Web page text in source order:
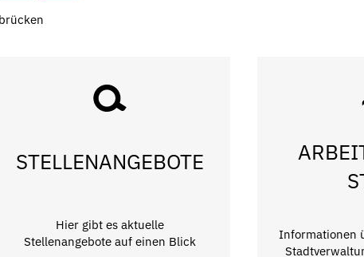
STELLENANGEBOTE
Hier gibt es aktuelle
Stellenangebote auf einen Blick
Informationen